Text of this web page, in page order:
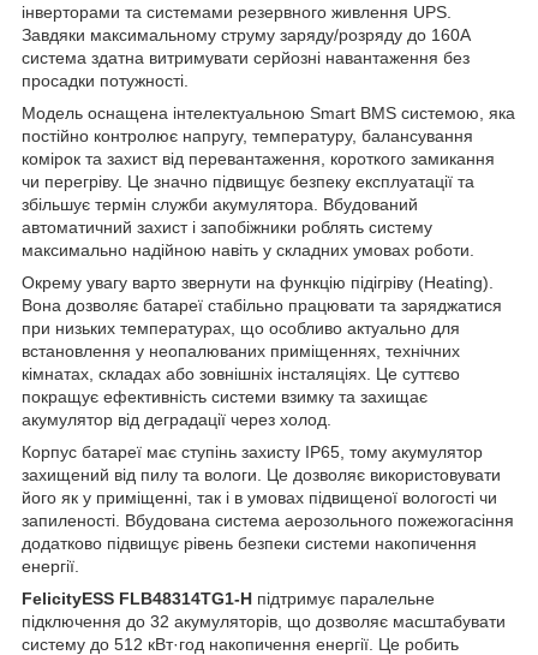
інверторами та системами резервного живлення UPS.
Завдяки максимальному струму заряду/розряду до 160A
система здатна витримувати серйозні навантаження без
просадки потужності.
Модель оснащена інтелектуальною Smart BMS системою, яка
постійно контролює напругу, температуру, балансування
комірок та захист від перевантаження, короткого замикання
чи перегріву. Це значно підвищує безпеку експлуатації та
збільшує термін служби акумулятора. Вбудований
автоматичний захист і запобіжники роблять систему
максимально надійною навіть у складних умовах роботи.
Окрему увагу варто звернути на функцію підігріву (Heating).
Вона дозволяє батареї стабільно працювати та заряджатися
при низьких температурах, що особливо актуально для
встановлення у неопалюваних приміщеннях, технічних
кімнатах, складах або зовнішніх інсталяціях. Це суттєво
покращує ефективність системи взимку та захищає
акумулятор від деградації через холод.
Корпус батареї має ступінь захисту IP65, тому акумулятор
захищений від пилу та вологи. Це дозволяє використовувати
його як у приміщенні, так і в умовах підвищеної вологості чи
запиленості. Вбудована система аерозольного пожежогасіння
додатково підвищує рівень безпеки системи накопичення
енергії.
FelicityESS FLB48314TG1-H підтримує паралельне
підключення до 32 акумуляторів, що дозволяє масштабувати
систему до 512 кВт·год накопичення енергії. Це робить